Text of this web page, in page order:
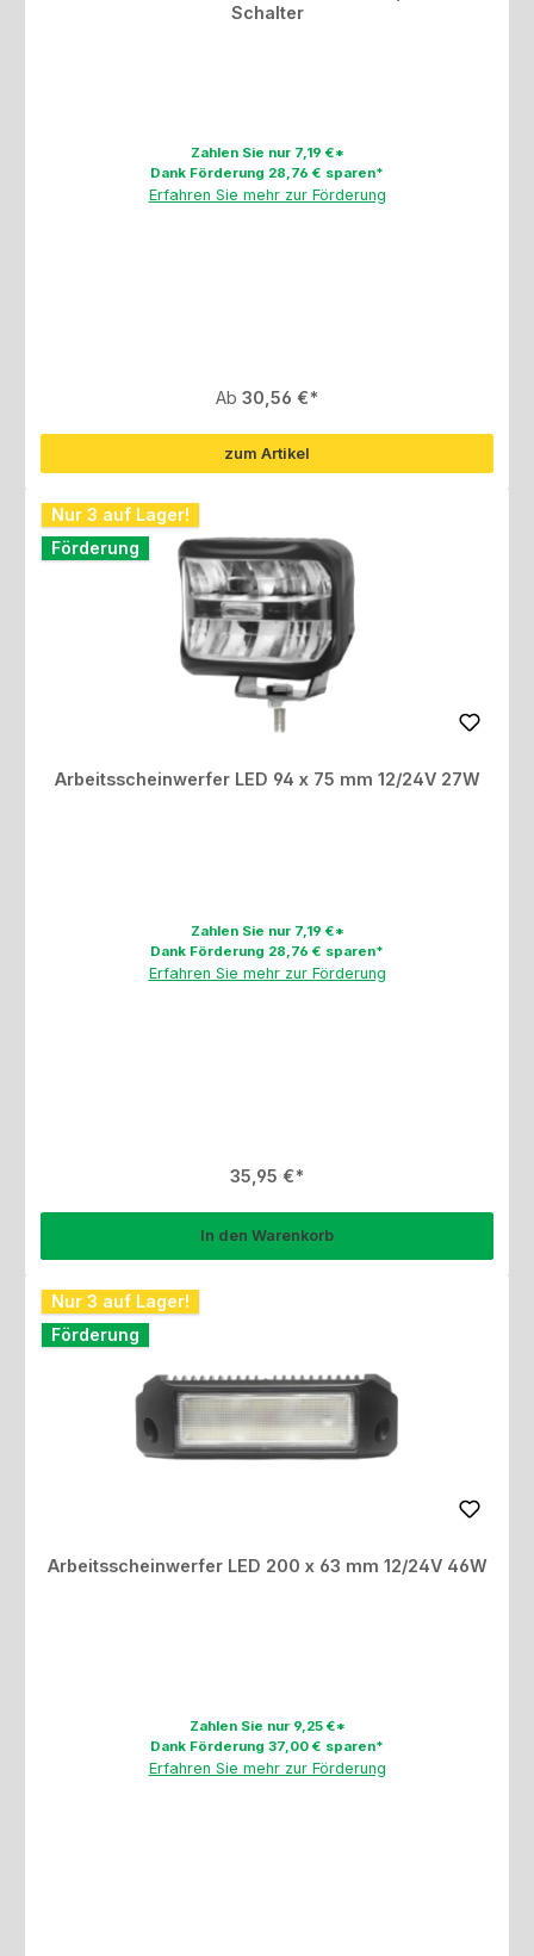
Schalter
Zahlen Sie nur 7,19 €*
Dank Förderung 28,76 € sparen*
Erfahren Sie mehr zur Förderung
Regulärer Preis:
Ab 30,56 €
zum Artikel
Nur 3 auf Lager!
Förderung
Arbeitsscheinwerfer LED 94 x 75 mm 12/24V 27W
Zahlen Sie nur 7,19 €*
Dank Förderung 28,76 € sparen*
Erfahren Sie mehr zur Förderung
Regulärer Preis:
35,95 €
In den Warenkorb
Nur 3 auf Lager!
Förderung
Arbeitsscheinwerfer LED 200 x 63 mm 12/24V 46W
Zahlen Sie nur 9,25 €*
Dank Förderung 37,00 € sparen*
Erfahren Sie mehr zur Förderung